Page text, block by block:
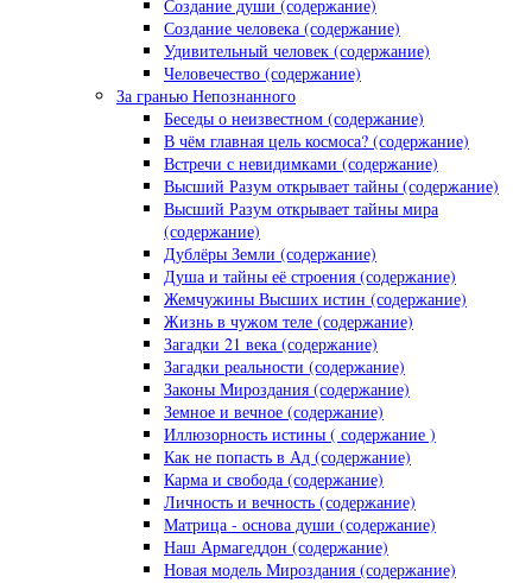
Создание души (содержание)
Создание человека (содержание)
Удивительный человек (содержание)
Человечество (содержание)
За гранью Непознанного
Беседы о неизвестном (содержание)
В чём главная цель космоса? (содержание)
Встречи с невидимками (содержание)
Высший Разум открывает тайны (содержание)
Высший Разум открывает тайны мира
(содержание)
Дублёры Земли (содержание)
Душа и тайны её строения (содержание)
Жемчужины Высших истин (содержание)
Жизнь в чужом теле (содержание)
Загадки 21 века (содержание)
Загадки реальности (содержание)
Законы Мироздания (содержание)
Земное и вечное (содержание)
Иллюзорность истины ( содержание )
Как не попасть в Ад (содержание)
Карма и свобода (содержание)
Личность и вечность (содержание)
Матрица - основа души (содержание)
Наш Армагеддон (содержание)
Новая модель Мироздания (содержание)